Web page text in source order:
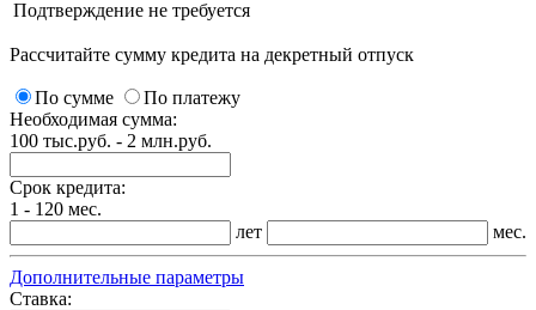
Подтверждение не требуется
Рассчитайте сумму кредита на декретный отпуск
По сумме
По платежу
Необходимая сумма:
100 тыс.руб. - 2 млн.руб.
Срок кредита:
1 - 120 мес.
лет
мес.
Дополнительные параметры
Ставка: